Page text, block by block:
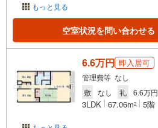
もっと見る
空室状況を問い合わせる
6.6万円 即入居可
管理費等 なし
敷
なし 礼 6.6万円
3LDK 67.06m2 5階